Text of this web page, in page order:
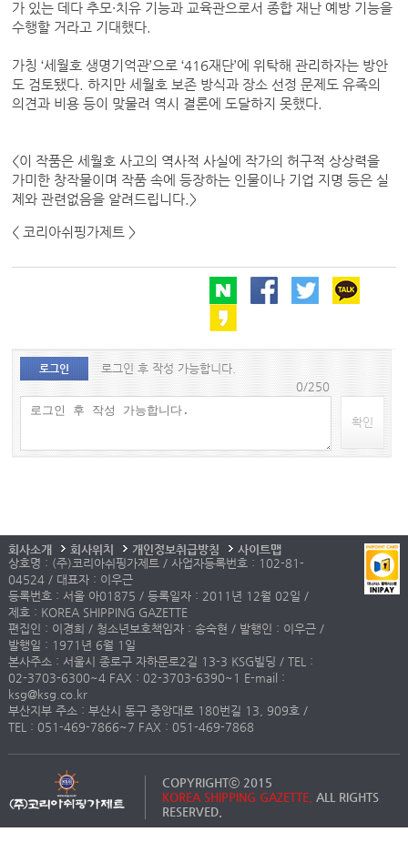
가 있는 데다 추모·치유 기능과 교육관으로서 종합 재난 예방 기능을
수행할 거라고 기대했다.
가칭 ‘세월호 생명기억관’으로 ‘416재단’에 위탁해 관리하자는 방안
도 검토됐다. 하지만 세월호 보존 방식과 장소 선정 문제도 유족의
의견과 비용 등이 맞물려 역시 결론에 도달하지 못했다.
<이 작품은 세월호 사고의 역사적 사실에 작가의 허구적 상상력을
가미한 창작물이며 작품 속에 등장하는 인물이나 기업 지명 등은 실
제와 관련없음을 알려드립니다.>
< 코리아쉬핑가제트 >
로그인
로그인 후 작성 가능합니다.
0/250
확인
회사소개 회사위치 개인정보취급방침
사이트맵
상호명 : (주)코리아쉬핑가제트 / 사업자등록번호 : 102-81-
04524 / 대표자 : 이우근
등록번호 : 서울 아01875 / 등록일자 : 2011년 12월 02일 /
제호 : KOREA SHIPPING GAZETTE
편집인 : 이경희 / 청소년보호책임자 : 송숙현 / 발행인 : 이우근 /
발행일 : 1971년 6월 1일
본사주소 : 서울시 종로구 자하문로2길 13-3 KSG빌딩 / TEL :
02-3703-6300~4 FAX : 02-3703-6390~1 E-mail :
ksg@ksg.co.kr
부산지부 주소 : 부산시 동구 중앙대로 180번길 13, 909호 /
TEL : 051-469-7866~7 FAX : 051-469-7868
COPYRIGHTⓒ 2015
KOREA SHIPPING GAZETTE. ALL RIGHTS
RESERVED.